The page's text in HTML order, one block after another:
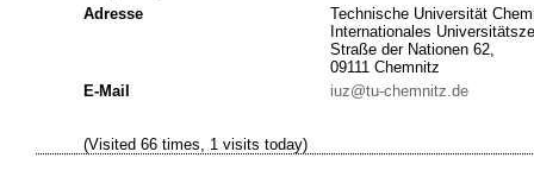
Adresse
Technische Universität
Internationales
Straße der Nationen 62,
09111 Chemnitz
E-Mail
iuz@tu-chemnitz.de
(Visited 66 times, 1 visits today)